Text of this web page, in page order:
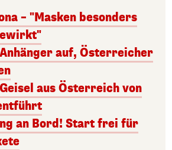
– "Masken besonders
auf, Österreicher
aus Österreich von
an Bord! Start frei für